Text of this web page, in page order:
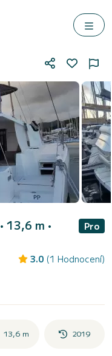
13,6 m •
Pro
3.0 (1 Hodnocení)
13,6 m 2019